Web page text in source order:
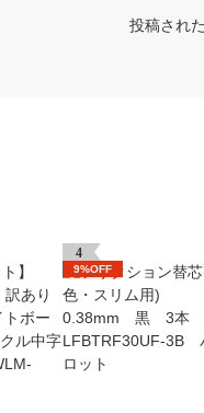
投稿され
4
9%OFF